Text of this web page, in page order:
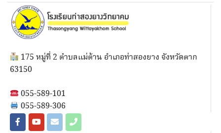
175 หมู่ที่ 2 ตำบลแม่ต้าน อำเภอท่าสองยาง จังหวัดตาก
63150
055-589-101
055-589-306